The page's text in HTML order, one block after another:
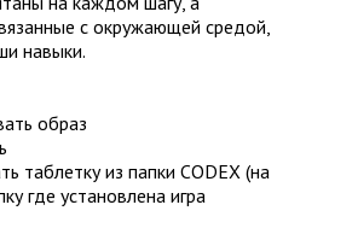
с окружающей средой,
навыки.
образ
таблетку из папки CODEX (на
где установлена игра